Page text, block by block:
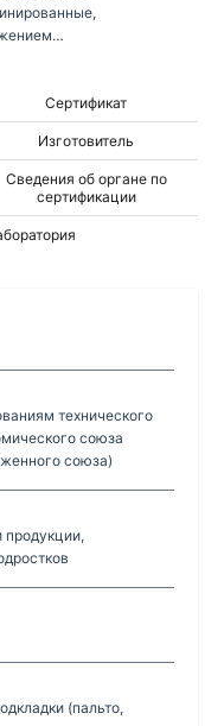
из
Сертификат
Изготовитель
Сведения об органе по
сертификации
технического
союза
союза)
(пальто,